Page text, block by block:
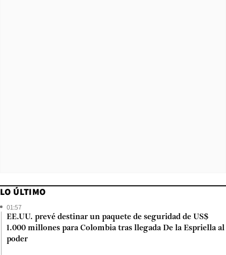
LO ÚLTIMO
01:57
EE.UU. prevé destinar un paquete de seguridad de US$
1.000 millones para Colombia tras llegada De la Espriella al
poder